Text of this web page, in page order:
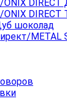
DIRECT
DIRECT
шоколад
METAL